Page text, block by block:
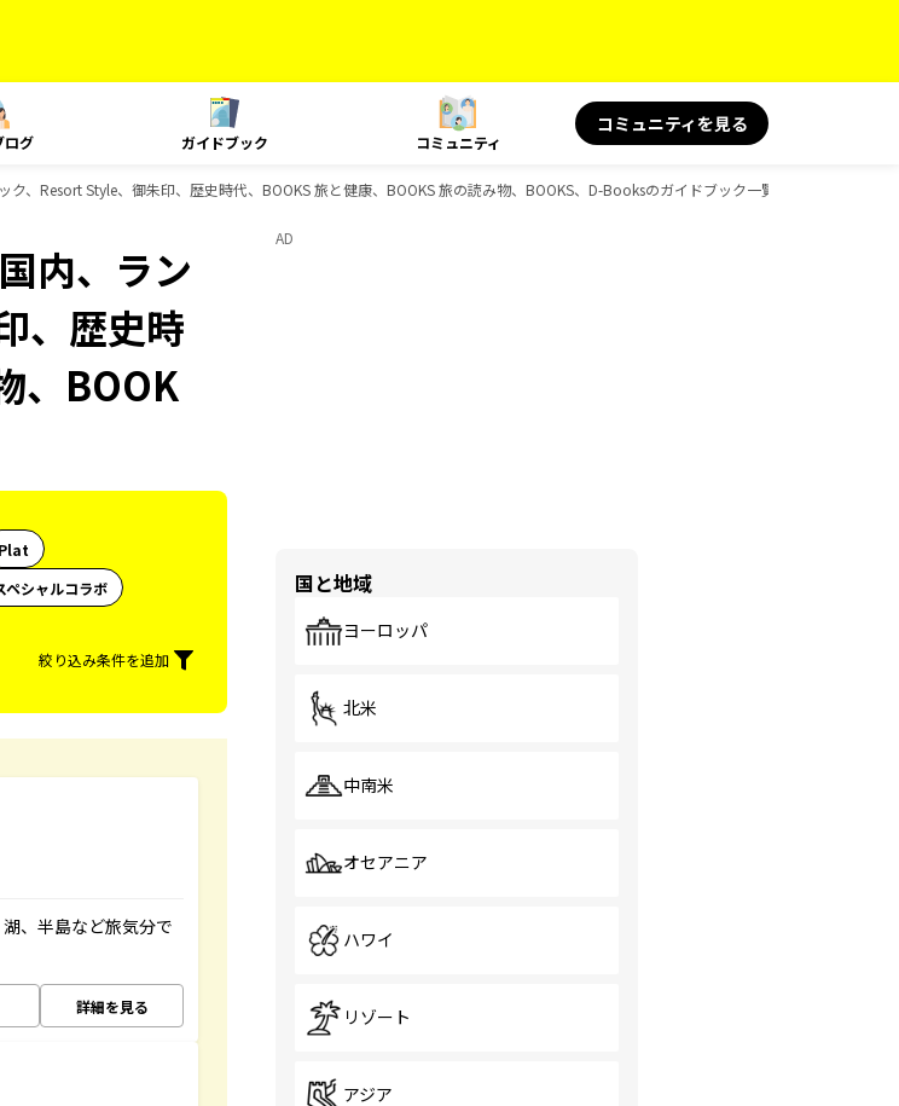
ログ ガイドブック コミュニティ
コミュニティを見る
、Resort Style、御朱印、歴史時代、BOOKS 旅と健康、BOOKS 旅の読み物、BOOKS、D-Booksのガイドブック一覧
内、ラン
、歴史時
、BOOK
Plat
ペシャルコラボ
絞り込み条件を追加
、半島など旅気分で
詳細を見る
AD
国と地域
ヨーロッパ
北米
中南米
オセアニア
ハワイ
リゾート
アジア